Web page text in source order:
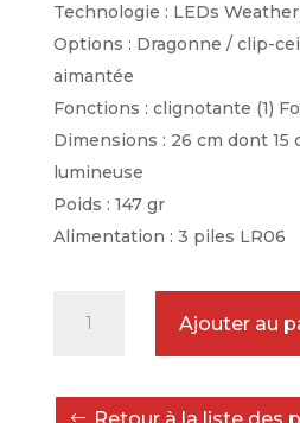
Technologie : LEDs
Options : Dragonne / clip-
aimantée
Fonctions : clignotante (1)
Dimensions : 26 cm dont 15
lumineuse
Poids : 147 gr
Alimentation : 3 piles LR06
lumineux
Ajouter au